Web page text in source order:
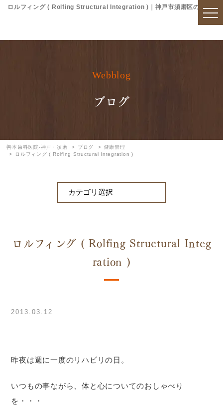
ロルフィング ( Rolfing Structural Integration )｜神戸市須磨区の歯医者
Webblog
ブログ
善本歯科医院-神戸・須磨 ブログ
健康管理
ロルフィング ( Rolfing Structural Integration )
ロルフィング ( Rolfing Structural Integ
ration )
2013.03.12
昨夜は週に一度のリハビリの日。
いつもの事ながら、体と心についてのおしゃべり
を・・・